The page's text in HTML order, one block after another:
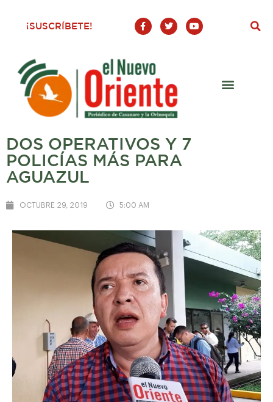
¡SUSCRÍBETE!
F
a
c
o
o
-
T
w
i
Y
o
u
DOS OPERATIVOS Y 7
POLICÍAS MÁS PARA
AGUAZUL
OCTUBRE 29, 2019 5:00 AM